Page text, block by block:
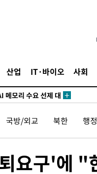
산업 IT·바이오 사회
운드·남쪽 아웃바
경보로 하향
계급 임용…희망지 못
모리 수요 선제 대
구 '5승 2무'
마감
국방/외교 북한 행정
요구'에 "